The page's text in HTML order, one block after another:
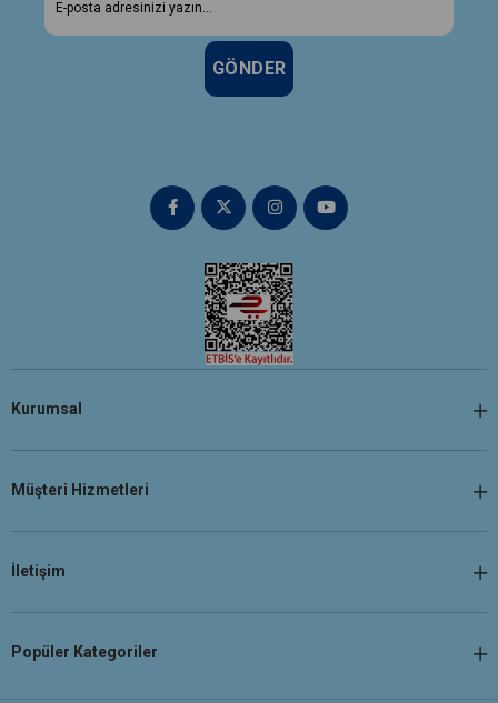
GÖNDER
Kurumsal
Müşteri Hizmetleri
İletişim
Popüler Kategoriler